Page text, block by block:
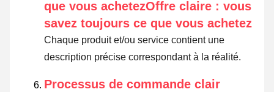
que vous achetezOffre claire : vous
savez toujours ce que vous achetez
Chaque produit et/ou service contient une
description précise correspondant à la réalité.
Processus de commande clair